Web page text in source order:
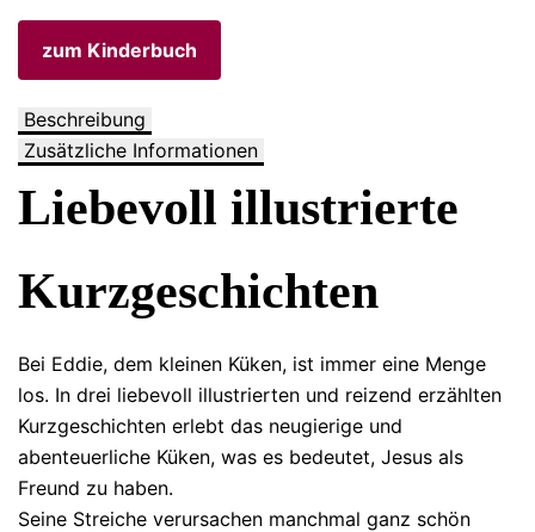
zum Kinderbuch
Beschreibung
Zusätzliche Informationen
Liebevoll illustrierte
Kurzgeschichten
Bei Eddie, dem kleinen Küken, ist immer eine Menge
los. In drei liebevoll illustrierten und reizend erzählten
Kurzgeschichten erlebt das neugierige und
abenteuerliche Küken, was es bedeutet, Jesus als
Freund zu haben.
Seine Streiche verursachen manchmal ganz schön